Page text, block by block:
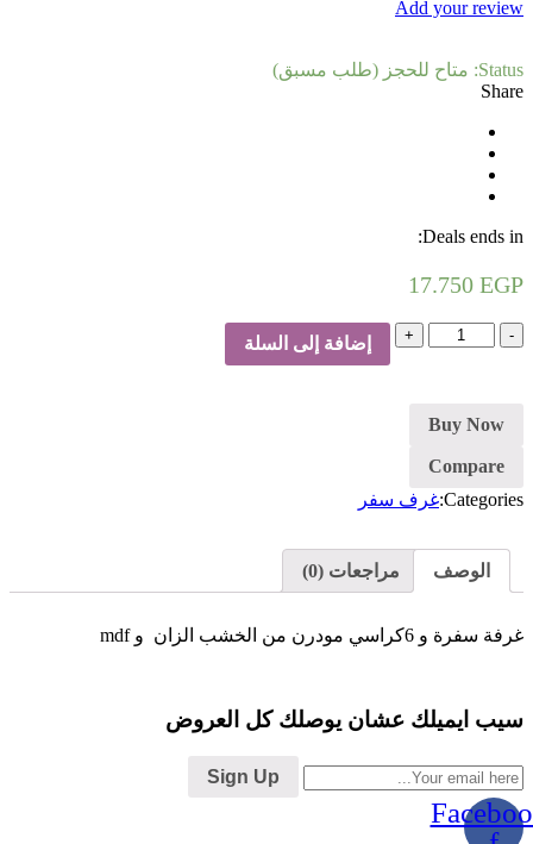
Add your review
Status: متاح للحجز (طلب مسبق)
Share
Deals ends in:
17.750 EGP
كمية
إضافة إلى السلة
Buy Now
Compare
Categories: غرف سفر
الوصف مراجعات (0)
غرفة سفرة و 6كراسي مودرن من الخشب الزان و mdf
سيب ايميلك عشان يوصلك كل العروض
Sign Up